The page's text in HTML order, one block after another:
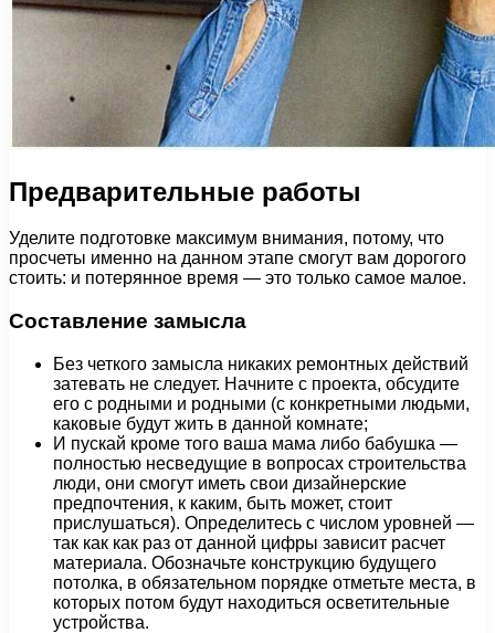
Предварительные работы
Уделите подготовке максимум внимания, потому, что
просчеты именно на данном этапе смогут вам дорогого
стоить: и потерянное время — это только самое малое.
Составление замысла
Без четкого замысла никаких ремонтных действий
затевать не следует. Начните с проекта, обсудите
его с родными и родными (с конкретными людьми,
каковые будут жить в данной комнате;
И пускай кроме того ваша мама либо бабушка —
полностью несведущие в вопросах строительства
люди, они смогут иметь свои дизайнерские
предпочтения, к каким, быть может, стоит
прислушаться). Определитесь с числом уровней —
так как как раз от данной цифры зависит расчет
материала. Обозначьте конструкцию будущего
потолка, в обязательном порядке отметьте места, в
которых потом будут находиться осветительные
устройства.